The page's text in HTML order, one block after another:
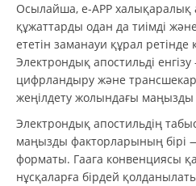
Осылайша, e-APP
құжаттарды одан да тиімді және
ететін заманауи құрал
Электрондық апостильді
цифрландыру және
жеңілдету жолындағы маңызды
Электрондық апостильдің
маңызды факторларының бірі
форматы. Гаага конвенциясы
нұсқаларға бірдей